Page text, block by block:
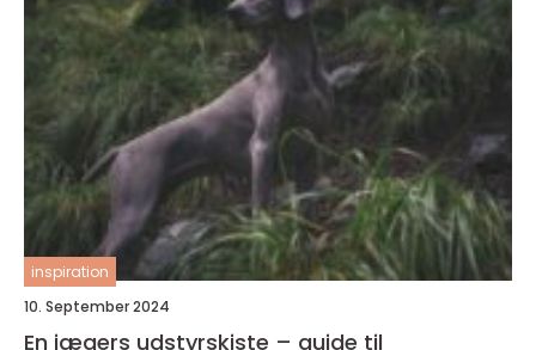
inspiration
10. September 2024
En jægers udstyrskiste – guide til